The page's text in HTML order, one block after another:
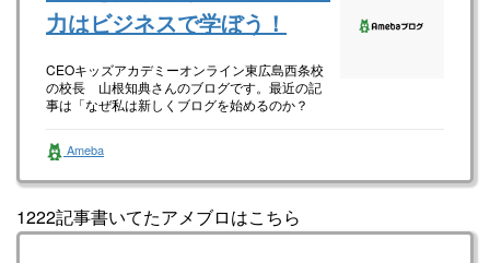
力はビジネスで学ぼう！
CEOキッズアカデミーオンライン東広島西条校
の校長 山根知典さんのブログです。最近の記
事は「なぜ私は新しくブログを始めるのか？
Ameba
1222記事書いてたアメブロはこちら